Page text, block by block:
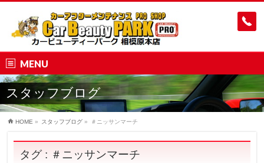
MENU
スタッフブログ
HOME » スタッフブログ » ＃ニッサンマーチ
タグ : ＃ニッサンマーチ